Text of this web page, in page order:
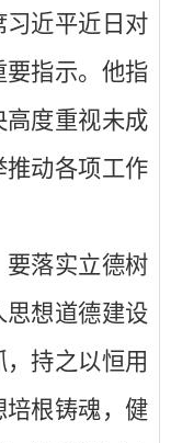
习近平近日对
要指示。他指
高度重视未成
推动各项工作
要落实立德树
思想道德建设
持之以恒用
培根铸魂，健